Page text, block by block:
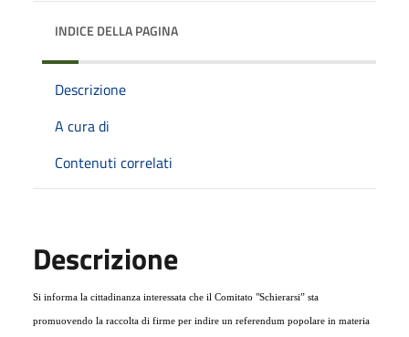
INDICE DELLA PAGINA
Descrizione
A cura di
Contenuti correlati
Descrizione
Si informa la cittadinanza interessata che il Comitato "Schierarsi” sta
promuovendo la raccolta di firme per indire un referendum popolare in materia